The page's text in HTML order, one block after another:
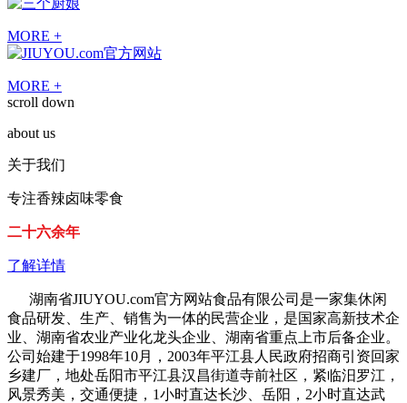
MORE +
MORE +
scroll down
about us
关于我们
专注香辣卤味零食
二十六余年
了解详情
湖南省JIUYOU.com官方网站食品有限公司是一家集休闲
食品研发、生产、销售为一体的民营企业，是国家高新技术企
业、湖南省农业产业化龙头企业、湖南省重点上市后备企业。
公司始建于1998年10月，2003年平江县人民政府招商引资回家
乡建厂，地处岳阳市平江县汉昌街道寺前社区，紧临汨罗江，
风景秀美，交通便捷，1小时直达长沙、岳阳，2小时直达武